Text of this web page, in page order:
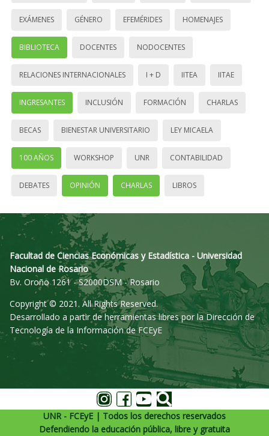
EXÁMENES GÉNERO EFEMÉRIDES HOMENAJES
BIBLIOTECA DOCENTES NODOCENTES
RELACIONES INTERNACIONALES I + D IITEA IITAE
INGRESANTES INCLUSIÓN FORMACIÓN CHARLAS
BECAS BIENESTAR UNIVERSITARIO LEY MICAELA
100 AÑOS WORKSHOP UNR CONTABILIDAD
DEBATES OPINIÓN CHARLAS LIBROS
Facultad de Ciencias Económicas y Estadística - Universidad
Nacional de Rosario
Bv. Oroño 1261 - S2000DSM - Rosario
Copyright © 2021. All Rights Reserved.
Desarrollado a partir de herramientas libres por la Dirección de
Tecnología de la Información de FCEyE
UNR - FCEyE | Todos los derechos reservados
Defendiendo la educación pública, libre y gratuita